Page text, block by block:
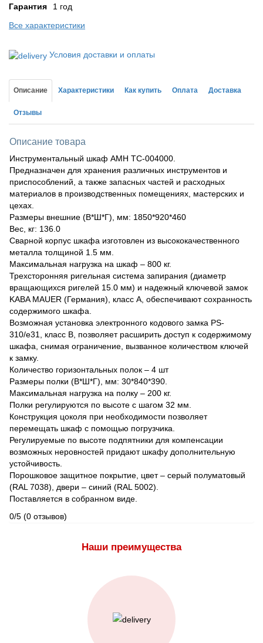
Гарантия
1 год
Все характеристики
Условия доставки и оплаты
Описание Характеристики Как купить Оплата Доставка
Отзывы
Описание товара
Инструментальный шкаф AMH TC-004000.
Предназначен для хранения различных инструментов и
приспособлений, а также запасных частей и расходных
материалов в производственных помещениях, мастерских и
цехах.
Размеры внешние (В*Ш*Г), мм: 1850*920*460
Вес, кг: 136.0
Сварной корпус шкафа изготовлен из высококачественного
металла толщиной 1.5 мм.
Максимальная нагрузка на шкаф – 800 кг.
Трехсторонняя ригельная система запирания (диаметр
вращающихся ригелей 15.0 мм) и надежный ключевой замок
KABA MAUER (Германия), класс А, обеспечивают сохранность
содержимого шкафа.
Возможная установка электронного кодового замка PS-
310/e31, класс B, позволяет расширить доступ к содержимому
шкафа, снимая ограничение, вызванное количеством ключей
к замку.
Количество горизонтальных полок – 4 шт
Размеры полки (В*Ш*Г), мм: 30*840*390.
Максимальная нагрузка на полку – 200 кг.
Полки регулируются по высоте с шагом 32 мм.
Конструкция цоколя при необходимости позволяет
перемещать шкаф с помощью погрузчика.
Регулируемые по высоте подпятники для компенсации
возможных неровностей придают шкафу дополнительную
устойчивость.
Порошковое защитное покрытие, цвет – серый полуматовый
(RAL 7038), двери – синий (RAL 5002).
Поставляется в собранном виде.
0/5 (0 отзывов)
Наши преимущества